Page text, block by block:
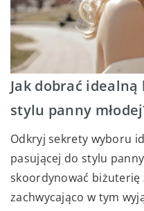
Jak dobrać
stylu panny
Odkryj sekrety wyboru
pasującej do stylu
skoordynować biżuterię
zachwycająco w tym